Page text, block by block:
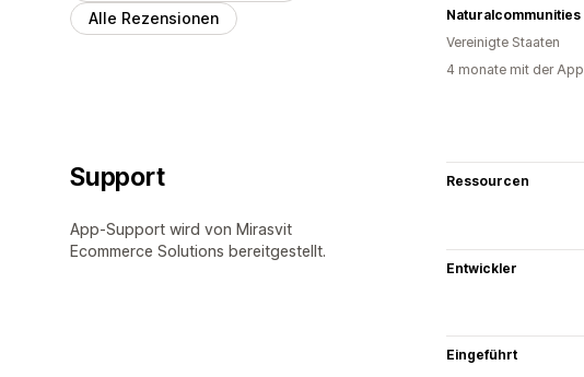
Alle Rezensionen
Naturalcommunities
Vereinigte Staaten
4 monate mit der App
Support
App-Support wird von Mirasvit
Ecommerce Solutions bereitgestellt.
Ressourcen
Entwickler
Eingeführt